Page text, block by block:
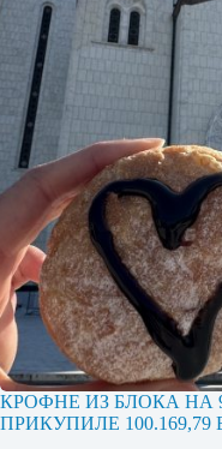
КРОФНЕ ИЗ БЛОКА НА
ПРИКУПИЛЕ 100.169,79